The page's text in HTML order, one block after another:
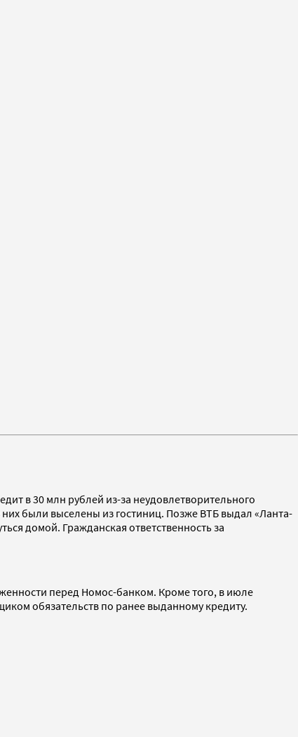
в 30 млн рублей из-за неудовлетворительного
были выселены из гостиниц. Позже ВТБ выдал «Ланта-
домой. Гражданская ответственность за
перед Номос-банком. Кроме того, в июле
обязательств по ранее выданному кредиту.